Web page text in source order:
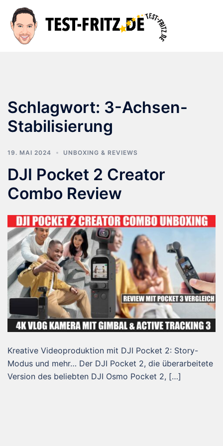
Inhalt
springen
Schlagwort: 3-Achsen-
Stabilisierung
19. MAI 2024 UNBOXING & REVIEWS
DJI Pocket 2 Creator
Combo Review
Kreative Videoproduktion mit DJI Pocket 2: Story-
Modus und mehr… Der DJI Pocket 2, die überarbeitete
Version des beliebten DJI Osmo Pocket 2, […]